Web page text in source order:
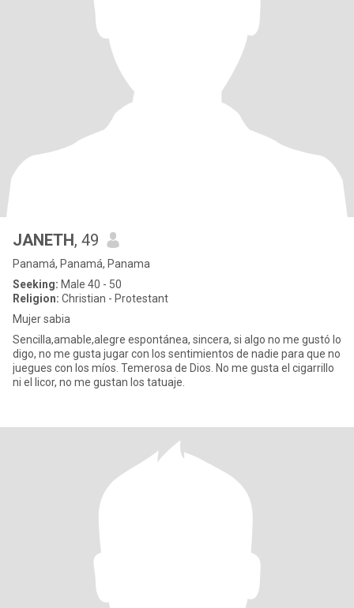
JANETH, 49
Panamá, Panamá, Panama
Seeking: Male 40 - 50
Religion: Christian - Protestant
Mujer sabia
Sencilla,amable,alegre espontánea, sincera, si algo no me gustó lo
digo, no me gusta jugar con los sentimientos de nadie para que no
juegues con los míos. Temerosa de Dios. No me gusta el cigarrillo
ni el licor, no me gustan los tatuaje.